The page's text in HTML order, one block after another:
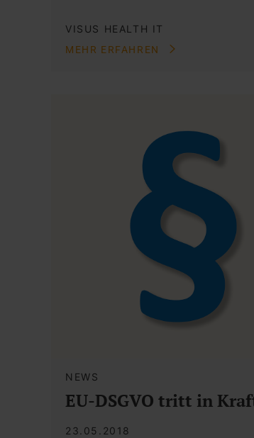
VISUS HEALTH IT
MEHR ERFAHREN
NEWS
EU-DSGVO tritt in
23.05.2018